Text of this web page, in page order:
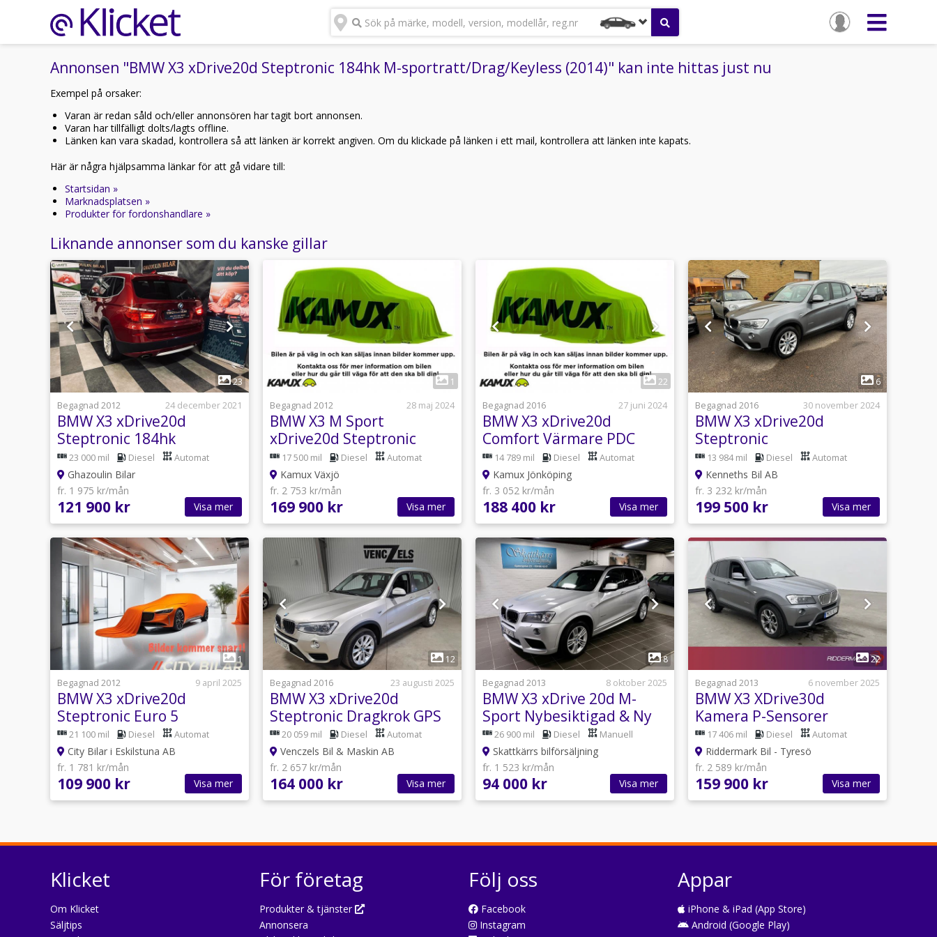
Sök på märke, modell, version, modellår, reg.nr
Annonsen "BMW X3 xDrive20d Steptronic 184hk M-sportratt/Drag/Keyless (2014)" kan inte hittas just nu
Exempel på orsaker:
Varan är redan såld och/eller annonsören har tagit bort annonsen.
Varan har tillfälligt dolts/lagts offline.
Länken kan vara skadad, kontrollera så att länken är korrekt angiven. Om du klickade på länken i ett mail, kontrollera att länken inte kapats.
Här är några hjälpsamma länkar för att gå vidare till:
Startsidan »
Marknadsplatsen »
Produkter för fordonshandlare »
Liknande annonser som du kanske gillar
23
Begagnad 2012
24 december 2021
BMW X3 xDrive20d
Steptronic 184hk
Dragkrock/Motorvärmare/ELb
23 000 mil Diesel Automat
Ghazoulin Bilar
fr. 1 975 kr/mån
121 900 kr Visa mer
1
Begagnad 2012
28 maj 2024
BMW X3 M Sport
xDrive20d Steptronic
184hk
17 500 mil Diesel Automat
Kamux Växjö
fr. 2 753 kr/mån
169 900 kr Visa mer
1
22
Begagnad 2016
27 juni 2024
BMW X3 xDrive20d
Comfort Värmare PDC
Bluetooth 190hk
14 789 mil Diesel Automat
Kamux Jönköping
fr. 3 052 kr/mån
188 400 kr Visa mer
1
6
Begagnad 2016
30 november 2024
BMW X3 xDrive20d
Steptronic
13 984 mil Diesel Automat
Kenneths Bil AB
fr. 3 232 kr/mån
199 500 kr Visa mer
1
Begagnad 2012
9 april 2025
BMW X3 xDrive20d
Steptronic Euro 5
Motorvärme Drag
Takräcke
21 100 mil Diesel Automat
City Bilar i Eskilstuna AB
fr. 1 781 kr/mån
109 900 kr Visa mer
1
12
Begagnad 2016
23 augusti 2025
BMW X3 xDrive20d
Steptronic Dragkrok GPS
Sportstolar värmare
20 059 mil Diesel Automat
Venczels Bil & Maskin AB
fr. 2 657 kr/mån
164 000 kr Visa mer
8
Begagnad 2013
8 oktober 2025
BMW X3 xDrive 20d M-
Sport Nybesiktigad & Ny
Servad
26 900 mil Diesel Manuell
Skattkärrs bilförsäljning
fr. 1 523 kr/mån
94 000 kr Visa mer
22
Begagnad 2013
6 november 2025
BMW X3 XDrive30d
Kamera P-Sensorer
Halvskinn Farthållare
17 406 mil Diesel Automat
Riddermark Bil - Tyresö
fr. 2 589 kr/mån
159 900 kr Visa mer
Klicket
Om Klicket
Säljtips
För företag
Produkter & tjänster
Annonsera
Följ oss
Facebook
Instagram
Appar
iPhone & iPad (App Store)
Android (Google Play)